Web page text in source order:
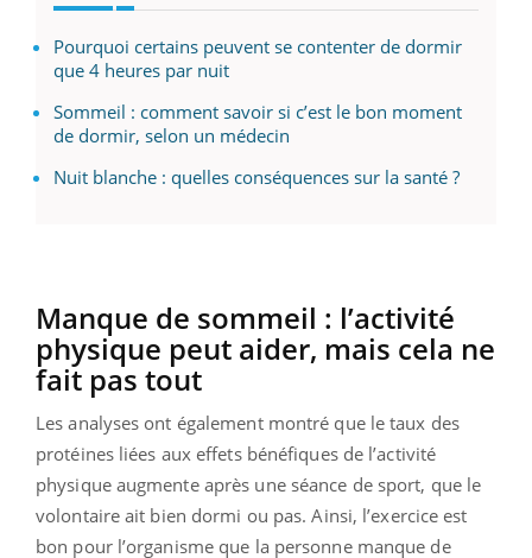
Pourquoi certains peuvent se contenter de dormir
que 4 heures par nuit
Sommeil : comment savoir si c’est le bon moment
de dormir, selon un médecin
Nuit blanche : quelles conséquences sur la santé ?
Manque de sommeil : l’activité
physique peut aider, mais cela ne
fait pas tout
Les analyses ont également montré que le taux des
protéines liées aux effets bénéfiques de l’activité
physique augmente après une séance de sport, que le
volontaire ait bien dormi ou pas. Ainsi, l’exercice est
bon pour l’organisme que la personne manque de